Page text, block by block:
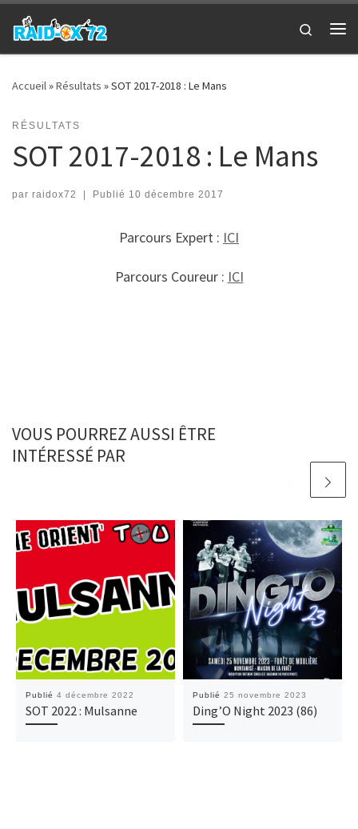
Passer au contenu
Search
Accueil»Résultats »SOT 2017-2018 : Le Mans
RÉSULTATS
SOT 2017-2018 : Le Mans
par raidox72 | Publié 10 décembre 2017
Parcours Expert : ICI
Parcours Coureur : ICI
VOUS POURREZ AUSSI ÊTRE
INTÉRESSÉ PAR
Publié 4 décembre 2022
SOT 2022 : Mulsanne
Publié 25 novembre 2023
Ding’O Night 2023 (86)